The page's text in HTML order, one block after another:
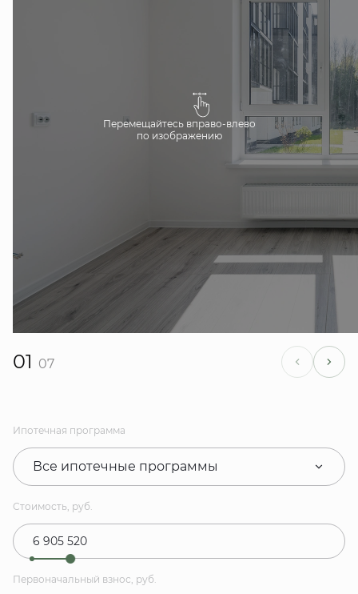
Перемещайтесь вправо-влево
по изображению
01 07
Ипотечная программа
Все ипотечные программы
Стоимость, руб.
Первоначальный взнос, руб.